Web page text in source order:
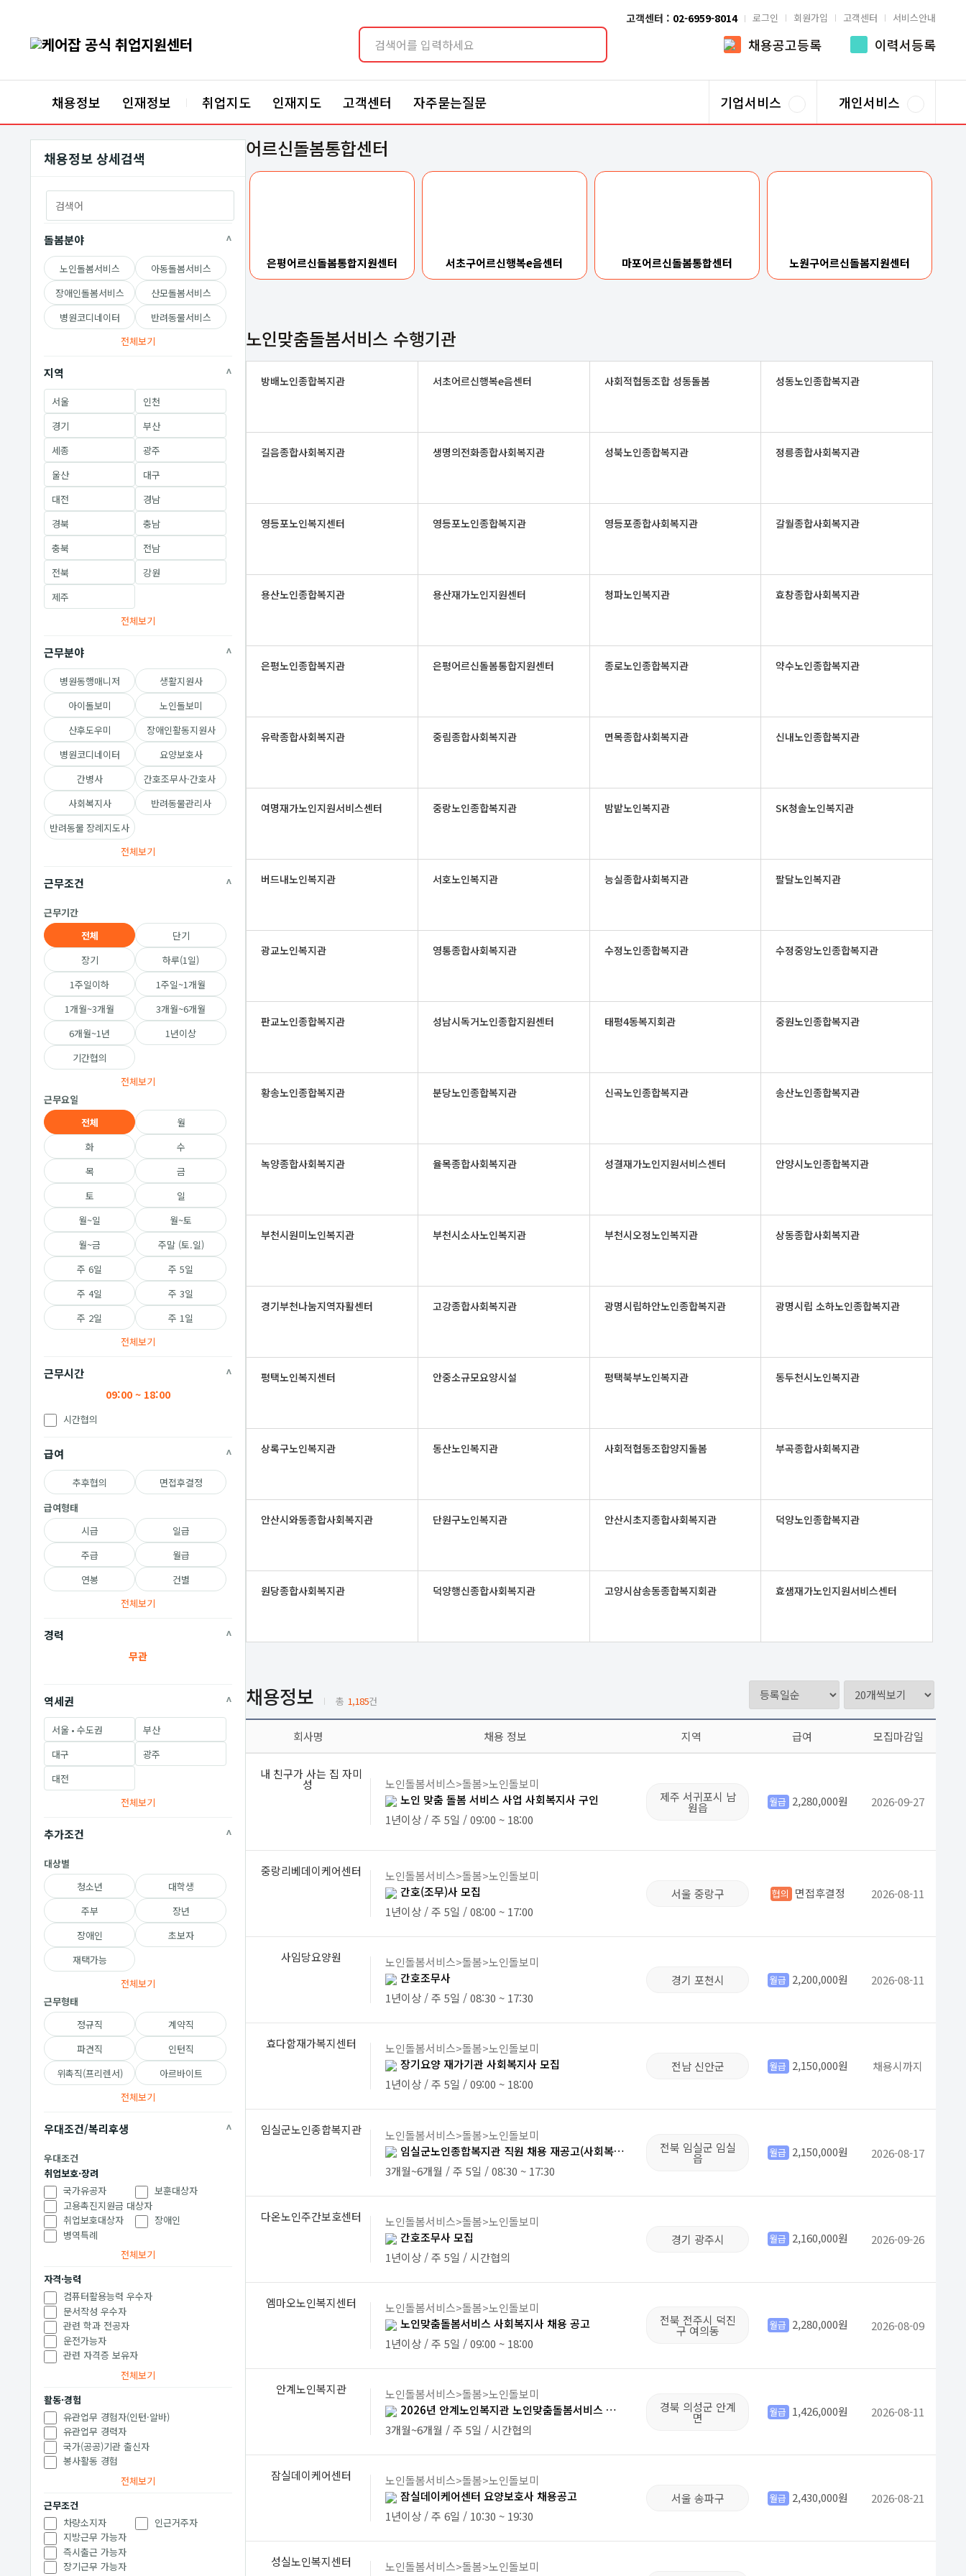
고객센터 : 02-6959-8014 로그인 회원가입 고객센터 서비스안내
채용공고등록 이력서등록
채용정보 인재정보 취업지도 인재지도 고객센터 자주묻는질문 기업서비스 개인서비스
채용정보 상세검색
돌봄분야
노인돌봄서비스
아동돌봄서비스
장애인돌봄서비스
산모돌봄서비스
병원코디네이터
반려동물서비스
전체보기
지역
서울
인천
경기
부산
세종
광주
울산
대구
대전
경남
경북
충남
충북
전남
전북
강원
제주
전체보기
근무분야
병원동행매니저
생활지원사
아이돌보미
노인돌보미
산후도우미
장애인활동지원사
병원코디네이터
요양보호사
간병사
간호조무사·간호사
사회복지사
반려동물관리사
반려동물 장례지도사
전체보기
근무조건
근무기간
전체
단기
장기
하루(1일)
1주일이하
1주일~1개월
1개월~3개월
3개월~6개월
6개월~1년
1년이상
기간협의
전체보기
근무요일
전체
월
화
수
목
금
토
일
월~일
월~토
월~금
주말 (토.일)
주 6일
주 5일
주 4일
주 3일
주 2일
주 1일
전체보기
근무시간
09:00 ~ 18:00
시간협의
급여
추후협의
면접후결정
급여형태
시급
일급
주급
월급
연봉
건별
전체보기
경력
무관
역세권
서울 • 수도권
부산
대구
광주
대전
전체보기
추가조건
대상별
청소년
대학생
주부
장년
장애인
초보자
재택가능
전체보기
근무형태
정규직
계약직
파견직
인턴직
위촉직(프리렌서)
아르바이트
전체보기
우대조건/복리후생
우대조건
취업보호·장려
국가유공자
보훈대상자
고용촉진지원금 대상자
취업보호대상자
장애인
병역특례
전체보기
자격·능력
컴퓨터활용능력 우수자
문서작성 우수자
관련 학과 전공자
운전가능자
관련 자격증 보유자
전체보기
활동·경험
유관업무 경험자(인턴·알바)
유관업무 경력자
국가(공공)기관 출신자
봉사활동 경험
전체보기
근무조건
차량소지자
인근거주자
지방근무 가능자
즉시출근 가능자
장기근무 가능자
어르신돌봄통합센터
은평어르신돌봄통합지원센터 서초구어르신행복e음센터 마포어르신돌봄통합센터 노원구어르신돌봄지원센터
노인맞춤돌봄서비스 수행기관
방배노인종합복지관 서초어르신행복e음센터 사회적협동조합 성동돌봄 성동노인종합복지관
길음종합사회복지관 생명의전화종합사회복지관 성북노인종합복지관 정릉종합사회복지관
영등포노인복지센터 영등포노인종합복지관 영등포종합사회복지관 갈월종합사회복지관
용산노인종합복지관 용산재가노인지원센터 청파노인복지관 효창종합사회복지관
은평노인종합복지관 은평어르신돌봄통합지원센터 종로노인종합복지관 약수노인종합복지관
유락종합사회복지관 중림종합사회복지관 면목종합사회복지관 신내노인종합복지관
여명재가노인지원서비스센터 중랑노인종합복지관 밤밭노인복지관 SK청솔노인복지관
버드내노인복지관 서호노인복지관 능실종합사회복지관 팔달노인복지관
광교노인복지관 영통종합사회복지관 수정노인종합복지관 수정중앙노인종합복지관
판교노인종합복지관 성남시독거노인종합지원센터 태평4동복지회관 중원노인종합복지관
황송노인종합복지관 분당노인종합복지관 신곡노인종합복지관 송산노인종합복지관
녹양종합사회복지관 율목종합사회복지관 성결재가노인지원서비스센터 안양시노인종합복지관
부천시원미노인복지관 부천시소사노인복지관 부천시오정노인복지관 상동종합사회복지관
경기부천나눔지역자활센터 고강종합사회복지관 광명시립하안노인종합복지관 광명시립 소하노인종합복지관
평택노인복지센터 안중소규모요양시설 평택북부노인복지관 동두천시노인복지관
상록구노인복지관 동산노인복지관 사회적협동조합양지돌봄 부곡종합사회복지관
안산시와동종합사회복지관 단원구노인복지관 안산시초지종합사회복지관 덕양노인종합복지관
원당종합사회복지관 덕양행신종합사회복지관 고양시삼송동종합복지회관 효샘재가노인지원서비스센터
채용정보 총 1,185건
회사명 채용 정보 지역 급여 모집마감일
내 친구가 사는 집 자미
성
노인돌봄서비스>돌봄>노인돌보미
노인 맞춤 돌봄 서비스 사업 사회복지사 구인
1년이상 / 주 5일 / 09:00 ~ 18:00
제주 서귀포시 남
원읍 월급 2,280,000원 2026-09-27
중랑리베데이케어센터
노인돌봄서비스>돌봄>노인돌보미
간호(조무)사 모집
1년이상 / 주 5일 / 08:00 ~ 17:00
서울 중랑구 협의 면접후결정 2026-08-11
사임당요양원
노인돌봄서비스>돌봄>노인돌보미
간호조무사
1년이상 / 주 5일 / 08:30 ~ 17:30
경기 포천시 월급 2,200,000원 2026-08-11
효다함재가복지센터
노인돌봄서비스>돌봄>노인돌보미
장기요양 재가기관 사회복지사 모집
1년이상 / 주 5일 / 09:00 ~ 18:00
전남 신안군 월급 2,150,000원 채용시까지
임실군노인종합복지관
노인돌봄서비스>돌봄>노인돌보미
임실군노인종합복지관 직원 채용 재공고(사회복지사)
3개월~6개월 / 주 5일 / 08:30 ~ 17:30
전북 임실군 임실
읍 월급 2,150,000원 2026-08-17
다온노인주간보호센터
노인돌봄서비스>돌봄>노인돌보미
간호조무사 모집
1년이상 / 주 5일 / 시간협의
경기 광주시 월급 2,160,000원 2026-09-26
엠마오노인복지센터
노인돌봄서비스>돌봄>노인돌보미
노인맞춤돌봄서비스 사회복지사 채용 공고
1년이상 / 주 5일 / 09:00 ~ 18:00
전북 전주시 덕진
구 여의동 월급 2,280,000원 2026-08-09
안계노인복지관
노인돌봄서비스>돌봄>노인돌보미
2026년 안계노인복지관 노인맞춤돌봄서비스 생활지원사 채용 공고
3개월~6개월 / 주 5일 / 시간협의
경북 의성군 안계
면 월급 1,426,000원 2026-08-11
잠실데이케어센터
노인돌봄서비스>돌봄>노인돌보미
잠실데이케어센터 요양보호사 채용공고
1년이상 / 주 6일 / 10:30 ~ 19:30
서울 송파구 월급 2,430,000원 2026-08-21
성실노인복지센터
노인돌봄서비스>돌봄>노인돌보미